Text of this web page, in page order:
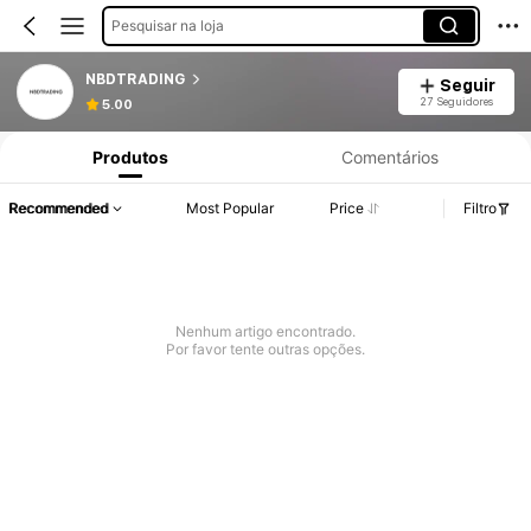
Pesquisar na loja
NBDTRADING
5.00
Seguir
27 Seguidores
Produtos Comentários
Recommended Most Popular Price Filtro
Nenhum artigo encontrado.
Por favor tente outras opções.